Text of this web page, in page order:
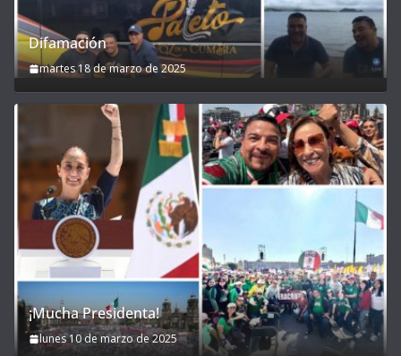
Difamación
martes 18 de marzo de 2025
¡Mucha Presidenta!
lunes 10 de marzo de 2025